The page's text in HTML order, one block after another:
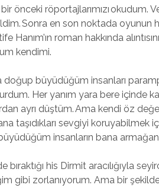
önceki röportajlarımızı okudum.
Sonra en son noktada oyunun
roman hakkında
kendimi.
doğup büyüdüğüm insanları
Her yanım yara bere içinde
ayrı düştüm. Ama kendi öz
taşıdıkları sevgiyi koruyabilmek
insanların bana
his Dirmit aracılığıyla
gibi zorlanıyorum. Ama bir şekilde